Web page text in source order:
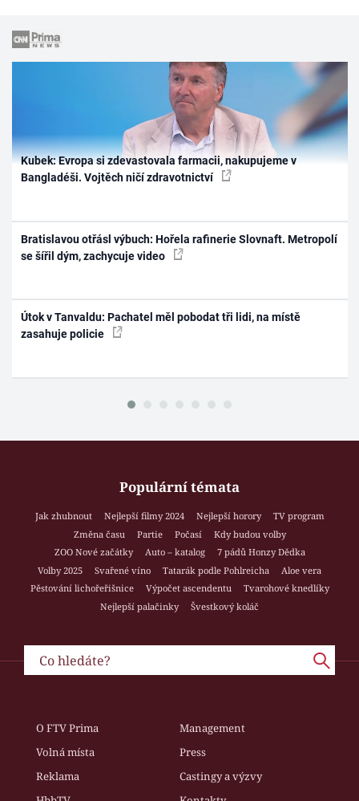
Kubek: Evropa si zdevastovala farmacii, nakupujeme v
Bangladéši. Vojtěch ničí zdravotnictví
Bratislavou otřásl výbuch: Hořela rafinerie Slovnaft. Metropolí
se šířil dým, zachycuje video
Útok v Tanvaldu: Pachatel měl pobodat tři lidi, na místě
zasahuje policie
Populární témata
Jak zhubnout Nejlepší filmy 2024 Nejlepší horory
TV program
Změna času
Partie Počasí
Kdy budou volby
ZOO Nové začátky
Auto – katalog
7 pádů Honzy Dědka
Volby 2025
Svařené víno Tatarák podle Pohlreicha
Aloe vera
Pěstování lichořeřišnice
Výpočet ascendentu
Tvarohové knedlíky
Nejlepší palačinky
Švestkový koláč
O FTV Prima
Management
Volná místa
Press
Reklama
Castingy a výzvy